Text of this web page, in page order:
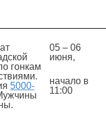
гонкам
5000-
05 – 06
июня,
начало в
11:00